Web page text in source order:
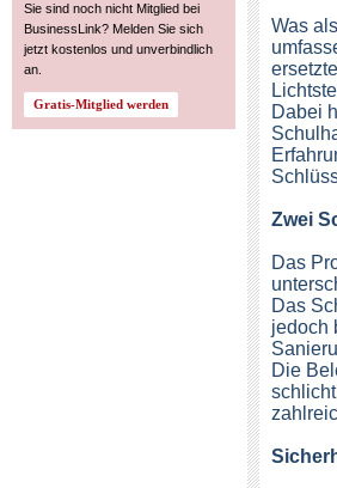
Sie sind noch nicht Mitglied bei
BusinessLink? Melden Sie sich
jetzt kostenlos und unverbindlich
an.
Was
Dabei
Zwei
Das
Das
jedoch
Die